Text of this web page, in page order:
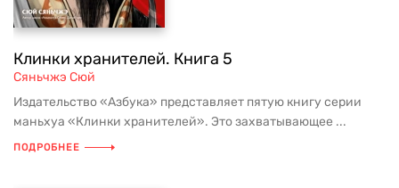
Клинки хранителей. Книга 5
Сяньчжэ Сюй
Издательство «Азбука» представляет пятую книгу серии
маньхуа «Клинки хранителей». Это захватывающее ...
ПОДРОБНЕЕ